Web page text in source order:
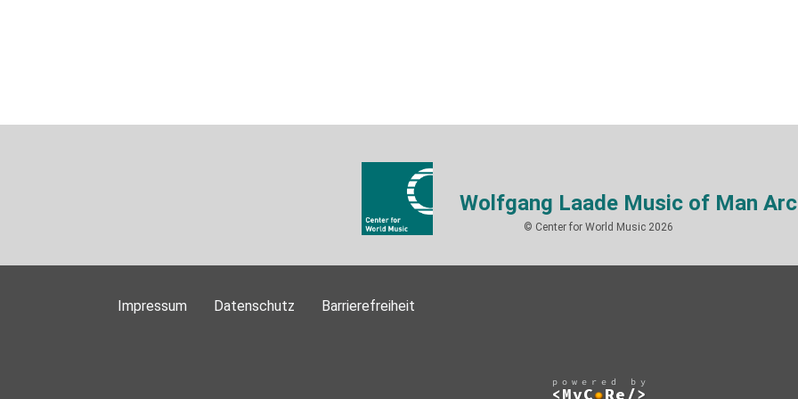
Wolfgang Laade Music of Man
© Center for World Music 2026
Impressum Datenschutz Barrierefreiheit